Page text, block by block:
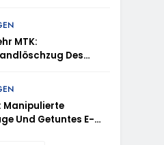
Fahrraddieb
Eines Fotos
MTK:
Des
Bei Waldbrand Im
Taunus-Kreis –
Einsatzkräfte
In Schwierigem
Manipulierte
Und Getuntes E-